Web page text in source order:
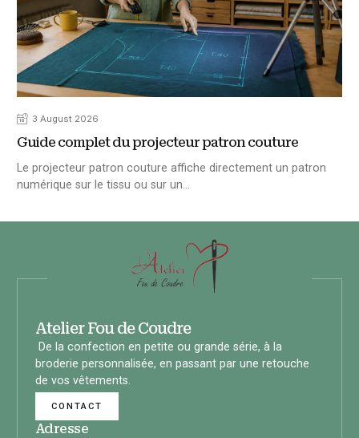
3 August 2026
Guide complet du projecteur patron couture
Le projecteur patron couture affiche directement un patron
numérique sur le tissu ou sur un…
Atelier Fou de Coudre
De la confection en petite ou grande série, à la
broderie personnalisée, en passant par une retouche
de vos vêtements.
CONTACT
Adresse